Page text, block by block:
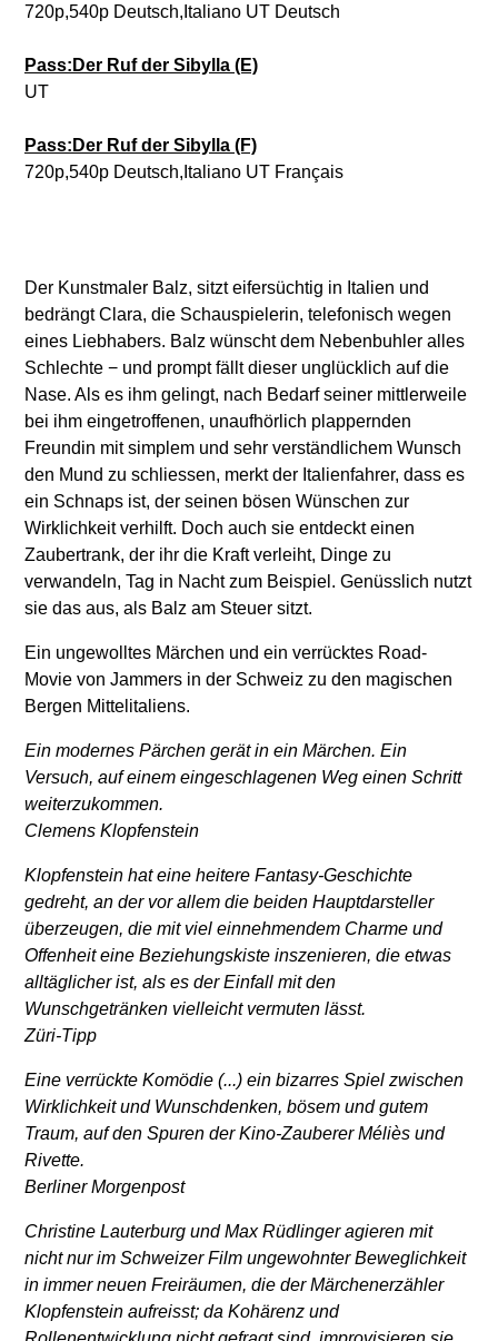
720p,540p Deutsch,Italiano UT Deutsch
Pass:Der Ruf der Sibylla (E)
UT
Pass:Der Ruf der Sibylla (F)
720p,540p Deutsch,Italiano UT Français
Der Kunstmaler Balz, sitzt eifersüchtig in Italien und
bedrängt Clara, die Schauspielerin, telefonisch wegen
eines Liebhabers. Balz wünscht dem Nebenbuhler alles
Schlechte − und prompt fällt dieser unglücklich auf die
Nase. Als es ihm gelingt, nach Bedarf seiner mittlerweile
bei ihm eingetroffenen, unaufhörlich plappernden
Freundin mit simplem und sehr verständlichem Wunsch
den Mund zu schliessen, merkt der Italienfahrer, dass es
ein Schnaps ist, der seinen bösen Wünschen zur
Wirklichkeit verhilft. Doch auch sie entdeckt einen
Zaubertrank, der ihr die Kraft verleiht, Dinge zu
verwandeln, Tag in Nacht zum Beispiel. Genüsslich nutzt
sie das aus, als Balz am Steuer sitzt.
Ein ungewolltes Märchen und ein verrücktes Road-
Movie von Jammers in der Schweiz zu den magischen
Bergen Mittelitaliens.
Ein modernes Pärchen gerät in ein Märchen. Ein
Versuch, auf einem eingeschlagenen Weg einen Schritt
weiterzukommen.
Clemens Klopfenstein
Klopfenstein hat eine heitere Fantasy-Geschichte
gedreht, an der vor allem die beiden Hauptdarsteller
überzeugen, die mit viel einnehmendem Charme und
Offenheit eine Beziehungskiste inszenieren, die etwas
alltäglicher ist, als es der Einfall mit den
Wunschgetränken vielleicht vermuten lässt.
Züri-Tipp
Eine verrückte Komödie (...) ein bizarres Spiel zwischen
Wirklichkeit und Wunschdenken, bösem und gutem
Traum, auf den Spuren der Kino-Zauberer Méliès und
Rivette.
Berliner Morgenpost
Christine Lauterburg und Max Rüdlinger agieren mit
nicht nur im Schweizer Film ungewohnter Beweglichkeit
in immer neuen Freiräumen, die der Märchenerzähler
Klopfenstein aufreisst; da Kohärenz und